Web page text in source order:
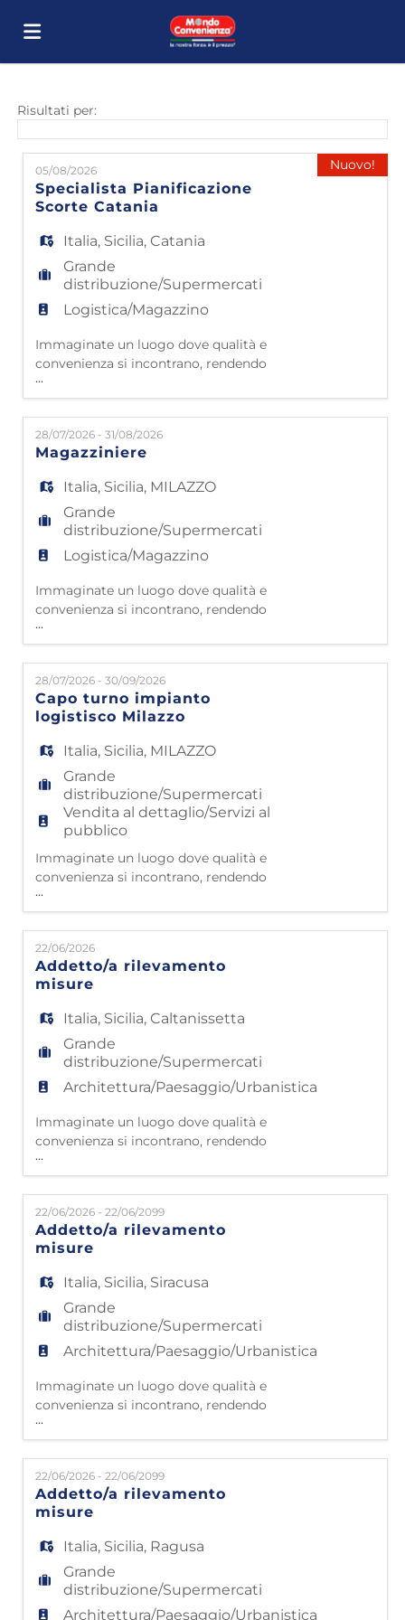
Offerte
lavoro
Carica
il
CV
Login
Lingua
IT
DE
PT
Risultati per:
05/08/2026
Specialista Pianificazione
Scorte Catania
Italia, Sicilia,Catania
Grande
distribuzione/Supermercati
Logistica/Magazzino
Immaginate un luogo dove qualità e
convenienza si incontrano, rendendo
l'arredamento accessibile a tutti. Questo è
Mondo Convenienza! Da oltre 40 anni siamo
nelle case di milioni di famiglie italiane,
grazie a 4500 collaboratori che lavorano con
passione e dedizione. Partiti da
Civitavecchia nel 1985, oggi contiamo 49
punti vendita e 42 impianti lo
...
Nuovo!
28/07/2026 - 31/08/2026
Magazziniere
Italia, Sicilia, MILAZZO
Grande
distribuzione/Supermercati
Logistica/Magazzino
Immaginate un luogo dove qualità e
convenienza si incontrano, rendendo
l'arredamento accessibile a tutti. Questo è
Mondo Convenienza! Da oltre 40 anni siamo
nelle case di milioni di famiglie italiane,
grazie a 4500 collaboratori che lavorano con
passione e dedizione. Partiti da
Civitavecchia nel 1985, oggi contiamo 50
punti vendita e 43 impianti l
...
28/07/2026 - 30/09/2026
Capo turno impianto
logistisco Milazzo
Italia, Sicilia, MILAZZO
Grande
distribuzione/Supermercati
Vendita al dettaglio/Servizi al
pubblico
Immaginate un luogo dove qualità e
convenienza si incontrano, rendendo
l'arredamento accessibile a tutti. Questo è
Mondo Convenienza! Da oltre 40 anni siamo
nelle case di milioni di famiglie italiane,
grazie a 4500 collaboratori che lavorano con
passione e dedizione. Partiti da
Civitavecchia nel 1985, oggi contiamo 50
punti vendita e 43 impianti l
...
22/06/2026
Addetto/a rilevamento
misure
Italia, Sicilia,Caltanissetta
Grande
distribuzione/Supermercati
Architettura/Paesaggio/Urbanistica
Immaginate un luogo dove qualità e
convenienza si incontrano, rendendo
l'arredamento accessibile a tutti. Questo è
Mondo Convenienza! Da oltre 40 anni siamo
nelle case di milioni di famiglie italiane,
grazie a 4500 collaboratori che lavorano con
passione e dedizione. Partiti da
Civitavecchia nel 1985, oggi contiamo 48
punti vendita e 42 impianti lo
...
22/06/2026 - 22/06/2099
Addetto/a rilevamento
misure
Italia, Sicilia, Siracusa
Grande
distribuzione/Supermercati
Architettura/Paesaggio/Urbanistica
Immaginate un luogo dove qualità e
convenienza si incontrano, rendendo
l'arredamento accessibile a tutti. Questo è
Mondo Convenienza! Da oltre 40 anni siamo
nelle case di milioni di famiglie italiane,
grazie a 4500 collaboratori che lavorano con
passione e dedizione. Partiti da
Civitavecchia nel 1985, oggi contiamo 48
punti vendita e 42 impianti lo
...
22/06/2026 - 22/06/2099
Addetto/a rilevamento
misure
Italia, Sicilia, Ragusa
Grande
distribuzione/Supermercati
Architettura/Paesaggio/Urbanistica